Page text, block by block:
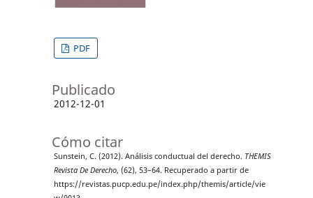
PDF
Publicado
2012-12-01
Cómo citar
Sunstein, C. (2012). Análisis conductual del derecho. THEMIS
Revista De Derecho, (62), 53–64. Recuperado a partir de
https://revistas.pucp.edu.pe/index.php/themis/article/vie